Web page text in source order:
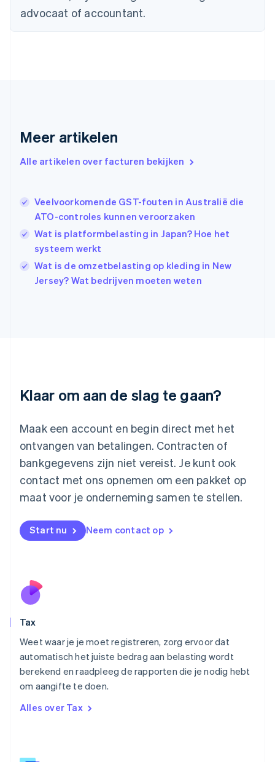
advocaat of accountant.
Meer artikelen
Alle artikelen over facturen bekijken
Veelvoorkomende GST-fouten in Australië die
ATO-controles kunnen veroorzaken
Wat is platformbelasting in Japan? Hoe het
systeem werkt
Wat is de omzetbelasting op kleding in New
Jersey? Wat bedrijven moeten weten
Klaar om aan de slag te gaan?
Maak een account en begin direct met het
ontvangen van betalingen. Contracten of
bankgegevens zijn niet vereist. Je kunt ook
contact met ons opnemen om een pakket op
maat voor je onderneming samen te stellen.
Start nu Neem contact op
Tax
Weet waar je je moet registreren, zorg ervoor dat
automatisch het juiste bedrag aan belasting wordt
berekend en raadpleeg de rapporten die je nodig hebt
om aangifte te doen.
Alles over Tax
Denemarken
English
English
Griekenland
English
Hongkong SAR, China
English简体中文
Ierland
India
English
Italië
Litouwen
Luxemburg
Maleisië
English简体中文
Malta
English
Mexico
Nederland
NederlandsEnglish
English
Oostenrijk
English
Portugal
English
Roemenië
English
Singapore
English 简体中文